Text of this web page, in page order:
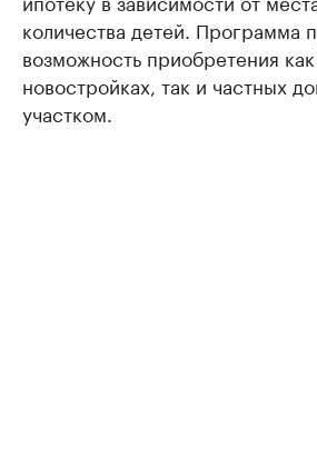
количества детей. Программа
возможность приобретения
новостройках, так и частных
участком.